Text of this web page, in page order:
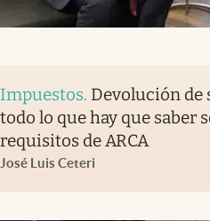
Impuestos. Devolución de
todo lo que hay que saber
requisitos de ARCA
José Luis Ceteri